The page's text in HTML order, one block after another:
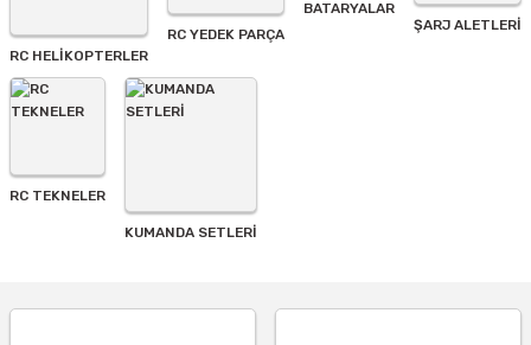
Gönder
RC HELİKOPTERLER
RC YEDEK PARÇA
BATARYALAR
ŞARJ ALETLERI
RC TEKNELER
KUMANDA SETLERİ